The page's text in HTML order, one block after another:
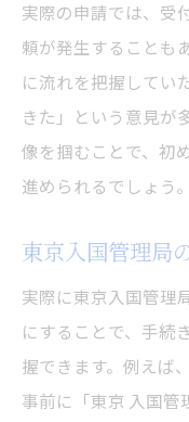
実際の申請では、受
頼が発生することも
に流れを把握してい
きた」という意見が
像を掴むことで、初
進められるでしょう。
東京入国管理局
実際に東京入国管理
にすることで、手続
握できます。例えば
事前に「東京 入国管